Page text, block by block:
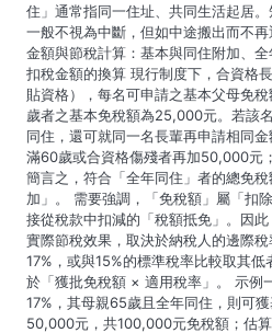
住」通常指同一住址、共同生活起居。
一般不視為中斷，但如中途搬出而不再
金額與節稅計算：基本與同住附加、
扣稅金額的換算 現行制度下，合資格
貼資格），每名可申請之基本父母免
歲者之基本免稅額為25,000元。若該
同住，還可就同一名長輩再申請相同
滿60歲或合資格傷殘者再加50,000元
簡言之，符合「全年同住」者的總免
加」。 需要強調，「免稅額」屬「扣
接從稅款中扣減的「稅額抵免」。因
實際節稅效果，取決於納稅人的邊際
17%，或與15%的標準稅率比較取其
於「獲批免稅額 × 適用稅率」。 示例
17%，其母親65歲且全年同住，則可
50,000元，共100,000元免稅額；估